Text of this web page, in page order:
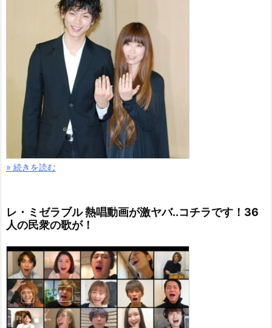
» 続きを読む
レ・ミゼラブル 熱唱動画が激ヤバ..コチラです！36
人の民衆の歌が！